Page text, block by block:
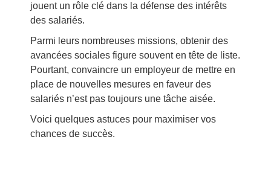
jouent un rôle clé dans la défense des intérêts
des salariés.
Parmi leurs nombreuses missions, obtenir des
avancées sociales figure souvent en tête de liste.
Pourtant, convaincre un employeur de mettre en
place de nouvelles mesures en faveur des
salariés n’est pas toujours une tâche aisée.
Voici quelques astuces pour maximiser vos
chances de succès.